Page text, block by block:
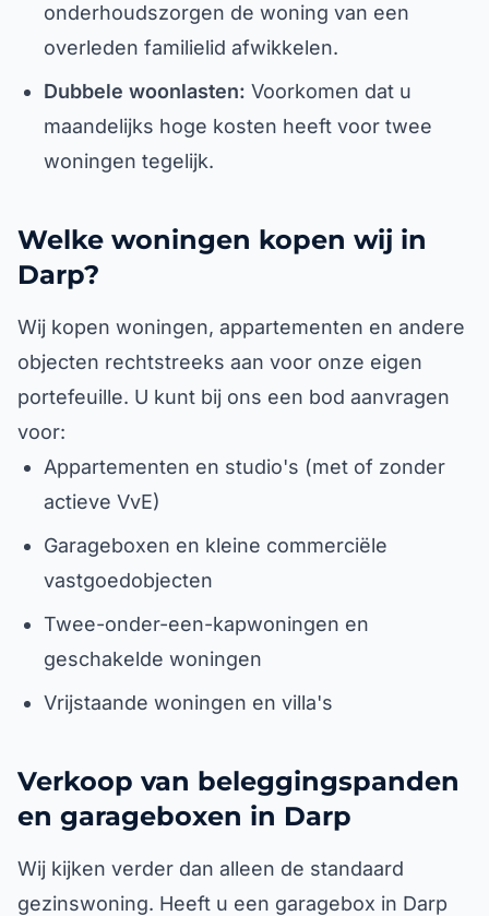
onderhoudszorgen de woning van een
overleden familielid afwikkelen.
Dubbele woonlasten: Voorkomen dat u
maandelijks hoge kosten heeft voor twee
woningen tegelijk.
Welke woningen kopen wij in
Darp?
Wij kopen woningen, appartementen en andere
objecten rechtstreeks aan voor onze eigen
portefeuille. U kunt bij ons een bod aanvragen
voor:
Appartementen en studio's (met of zonder
actieve VvE)
Garageboxen en kleine commerciële
vastgoedobjecten
Twee-onder-een-kapwoningen en
geschakelde woningen
Vrijstaande woningen en villa's
Verkoop van beleggingspanden
en garageboxen in Darp
Wij kijken verder dan alleen de standaard
gezinswoning. Heeft u een garagebox in Darp